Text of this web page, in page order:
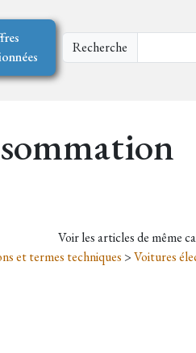
Recherche
Voir les articles de même
et termes techniques >Voitures